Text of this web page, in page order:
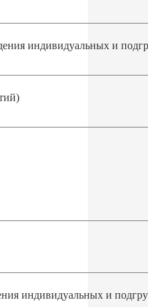
индивидуальных и
индивидуальных и